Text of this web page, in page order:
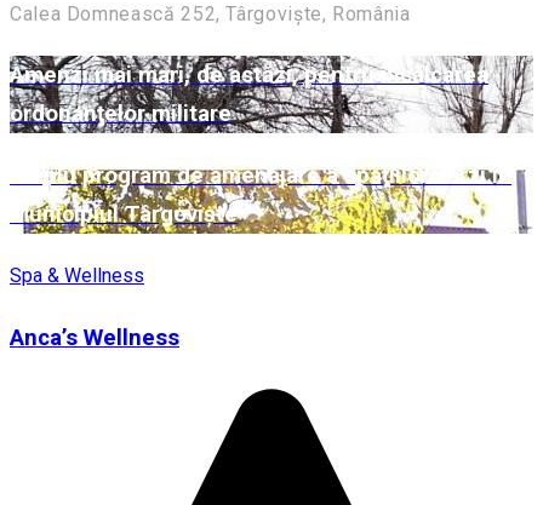
Calea Domnească 252, Târgoviște, România
Amenzi mai mari, de astăzi, pentru încălcarea
ordonanţelor militare
Amplu program de amenajare a spațiilor verzi în
Municipiul Târgoviște
Spa & Wellness
Anca’s Wellness